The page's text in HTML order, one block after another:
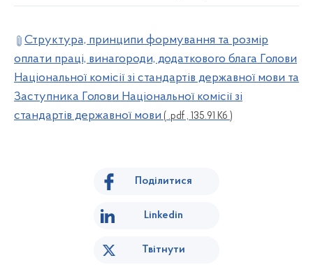
Структура, принципи формування та розмір
оплати праці, винагороди, додаткового блага Голови
Національної комісії зі стандартів державної мови та
Заступника Голови Національної комісії зі
стандартів державної мови ( .pdf , 135.91 Кб )
Поділитися
Linkedin
Твітнути